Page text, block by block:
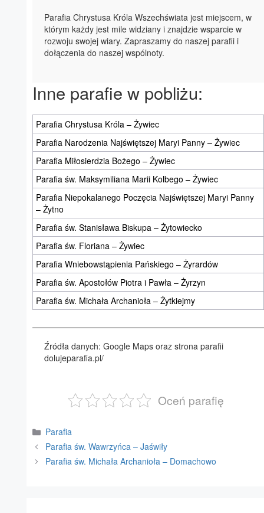
Parafia Chrystusa Króla Wszechświata jest miejscem, w
którym każdy jest mile widziany i znajdzie wsparcie w
rozwoju swojej wiary. Zapraszamy do naszej parafii i
dołączenia do naszej wspólnoty.
Inne parafie w pobliżu:
Parafia Chrystusa Króla – Żywiec
Parafia Narodzenia Najświętszej Maryi Panny – Żywiec
Parafia Miłosierdzia Bożego – Żywiec
Parafia św. Maksymiliana Marii Kolbego – Żywiec
Parafia Niepokalanego Poczęcia Najświętszej Maryi Panny
– Żytno
Parafia św. Stanisława Biskupa – Żytowiecko
Parafia św. Floriana – Żywiec
Parafia Wniebowstąpienia Pańskiego – Żyrardów
Parafia św. Apostołów Piotra i Pawła – Żyrzyn
Parafia św. Michała Archanioła – Żytkiejmy
Źródła danych: Google Maps oraz strona parafii
dolujeparafia.pl/
Oceń parafię
Kategorie
Parafia
Parafia św. Wawrzyńca – Jaświły
Parafia św. Michała Archanioła – Domachowo